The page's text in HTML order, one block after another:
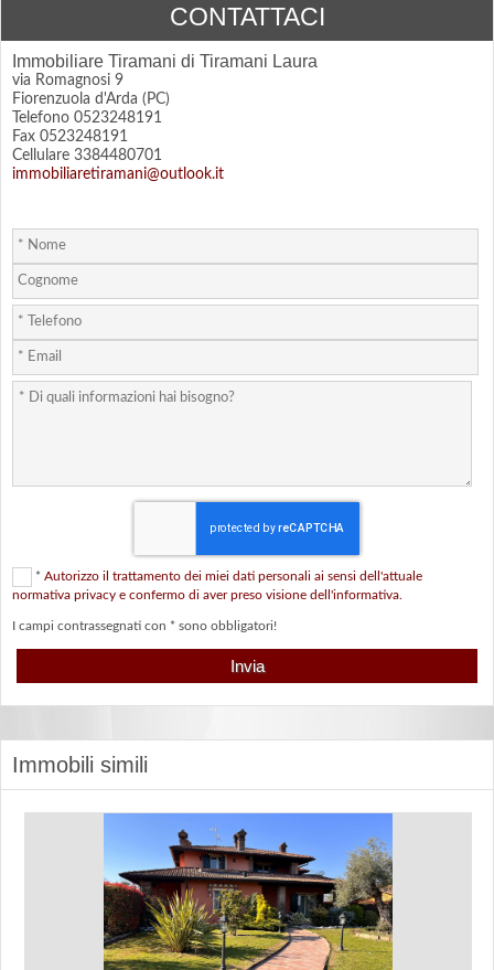
CONTATTACI
Immobiliare Tiramani di Tiramani Laura
via Romagnosi 9
Fiorenzuola d'Arda (PC)
Telefono 0523248191
Fax 0523248191
Cellulare 3384480701
immobiliaretiramani@outlook.it
* Autorizzo il trattamento dei miei dati personali ai sensi dell'attuale
normativa privacy e confermo di aver preso visione dell'informativa.
I campi contrassegnati con * sono obbligatori!
Immobili simili